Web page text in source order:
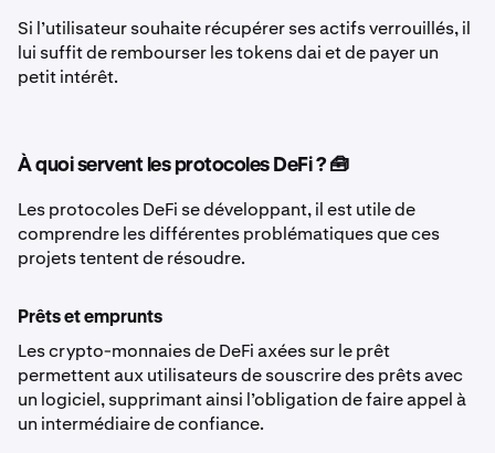
Si l’utilisateur souhaite récupérer ses actifs verrouillés, il
lui suffit de rembourser les tokens dai et de payer un
petit intérêt.
À quoi servent les protocoles DeFi ? 🧰
Les protocoles DeFi se développant, il est utile de
comprendre les différentes problématiques que ces
projets tentent de résoudre.
Prêts et emprunts
Les crypto-monnaies de DeFi axées sur le prêt
permettent aux utilisateurs de souscrire des prêts avec
un logiciel, supprimant ainsi l’obligation de faire appel à
un intermédiaire de confiance.